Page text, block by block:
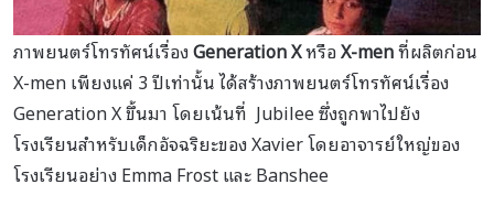
ภาพยนตร์โทรทัศน์เรื่องGeneration XหรือX-menที่ผลิตก่อน
X-men เพียงแค่ 3 ปีเท่านั้น ได้สร้างภาพยนตร์โทรทัศน์เรื่อง
Generation X ขึ้นมา โดยเน้นที่ Jubilee ซึ่งถูกพาไปยัง
โรงเรียนสำหรับเด็กอัจฉริยะของ Xavier โดยอาจารย์ใหญ่ของ
โรงเรียนอย่าง Emma Frost และ Banshee